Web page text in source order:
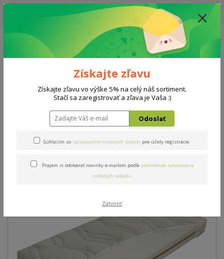
UPOZORNENIE: AKTUÁLNA DODACIA LEHOTA NA MATRACE, ROŠTY A
DOPLNKY - 10-15 PRACOVNÝCH DNÍ
0908 777 700 Po-So: 10-18 hod.
0 €
Sultán hydrolatex plus T3 160x200cm
Sultán hydrolatex plus T3
Získajte zľavu
Získajte zľavu vo výške 5% na celý náš sortiment.
Stačí sa zaregistrovať a zľava je Vaša :)
Odoslať
Súhlasím so spracovaním osobných údajov pre účely registrácie.
Prajem si odoberať novinky e-mailom podľa podmienok spracovania
osobných údajov.
Zatvoriť